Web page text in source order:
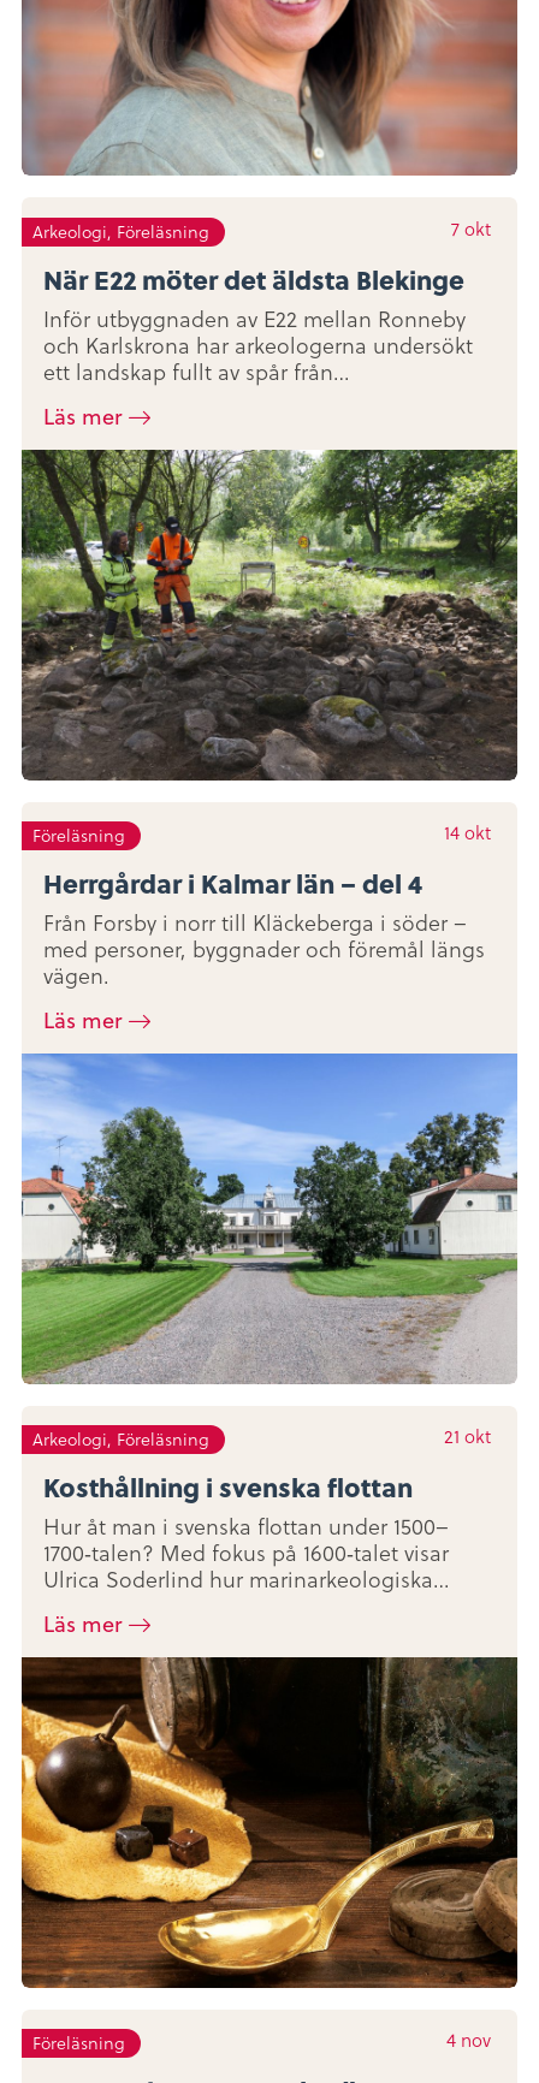
Arkeologi, Föreläsning 7 okt
När E22 möter det äldsta Blekinge
Inför utbyggnaden av E22 mellan Ronneby
och Karlskrona har arkeologerna undersökt
ett landskap fullt av spår från…
Läs mer
Föreläsning 14 okt
Herrgårdar i Kalmar län – del 4
Från Forsby i norr till Kläckeberga i söder –
med personer, byggnader och föremål längs
vägen.
Läs mer
Arkeologi, Föreläsning 21 okt
Kosthållning i svenska flottan
Hur åt man i svenska flottan under 1500–
1700‑talen? Med fokus på 1600‑talet visar
Ulrica Soderlind hur marinarkeologiska…
Läs mer
Föreläsning 4 nov